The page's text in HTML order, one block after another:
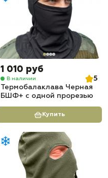
1 010 руб
В наличии
5
Термобалаклава Черная
БШФ+ с одной прорезью
Купить